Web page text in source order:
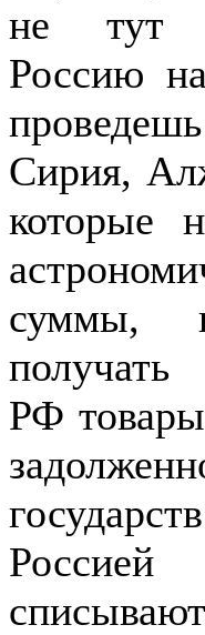
не тут
Россию
Сирия,
которые
суммы,
РФ